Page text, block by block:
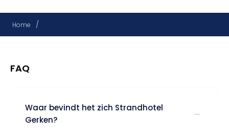
Home /
FAQ
Waar bevindt het zich Strandhotel
Gerken?